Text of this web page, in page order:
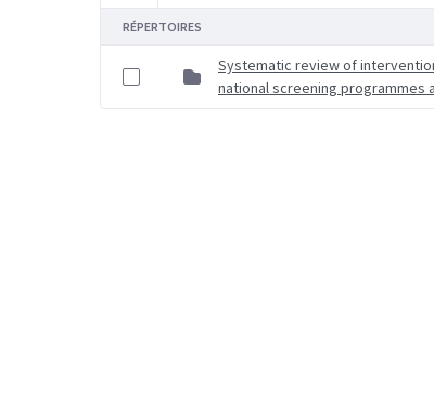
RÉPERTOIRES
Systematic review of
national screening programmes